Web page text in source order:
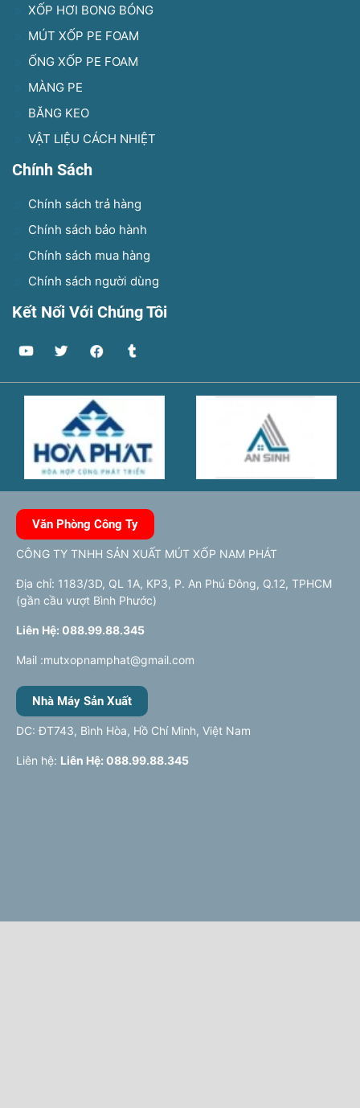
XỐP HƠI BONG BÓNG
MÚT XỐP PE FOAM
ỐNG XỐP PE FOAM
MÀNG PE
BĂNG KEO
VẬT LIỆU CÁCH NHIỆT
Chính Sách
Chính sách trả hàng
Chính sách bảo hành
Chính sách mua hàng
Chính sách người dùng
Kết Nối Với Chúng Tôi
Văn Phòng Công Ty
CÔNG TY TNHH SẢN XUẤT MÚT XỐP NAM PHÁT
Địa chỉ: 1183/3D, QL 1A, KP3, P. An Phú Đông, Q.12, TPHCM
(gần cầu vượt Bình Phước)
Liên Hệ: 088.99.88.345
Mail :mutxopnamphat@gmail.com
Nhà Máy Sản Xuất
DC: ĐT743, Bình Hòa, Hồ Chí Minh, Việt Nam
Liên hệ: Liên Hệ: 088.99.88.345